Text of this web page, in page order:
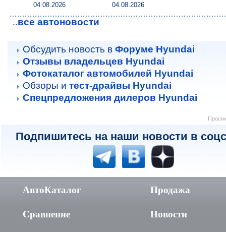
04.08.2026 04.08.2026
..все автоновости
Обсудить новость в Форуме Hyundai
Отзывы владельцев Hyundai
Фотокаталог автомобилей Hyundai
Обзоры и тест-драйвы Hyundai
Спецпредложения дилеров Hyundai
Подпишитесь на наши новости в
АвтоКаталог
Сравнение
Продажа
Новости